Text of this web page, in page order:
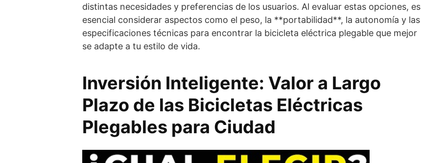
distintas necesidades y preferencias de los usuarios. Al evaluar estas opciones, es
esencial considerar aspectos como el peso, la **portabilidad**, la autonomía y las
especificaciones técnicas para encontrar la bicicleta eléctrica plegable que mejor
se adapte a tu estilo de vida.
Inversión Inteligente: Valor a Largo
Plazo de las Bicicletas Eléctricas
Plegables para Ciudad